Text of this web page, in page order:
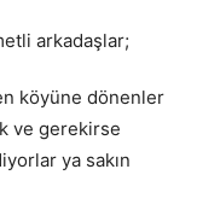
arkadaşlar;
köyüne dönenler
ve gerekirse
ya sakın